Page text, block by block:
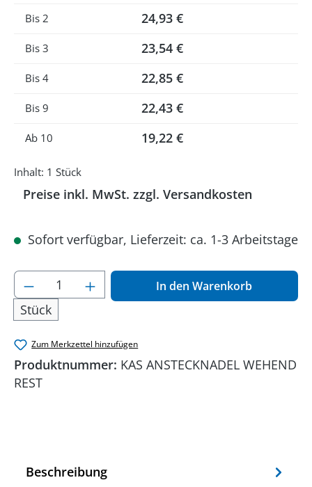
Bis2 24,93 €
Bis3 23,54 €
Bis4 22,85 €
Bis9 22,43 €
Ab 10 19,22 €
Inhalt: 1 Stück
Preise inkl. MwSt. zzgl. Versandkosten
Sofort verfügbar, Lieferzeit: ca. 1-3 Arbeitstage
Produkt Anzahl: Gib den gewünschten
Stück
In den Warenkorb
Zum Merkzettel hinzufügen
Produktnummer: KAS ANSTECKNADEL WEHEND
REST
Beschreibung